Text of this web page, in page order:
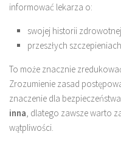
informować lekarza o:
swojej historii zdrowotnej,
przeszłych szczepieniach.
To może znacznie
Zrozumienie zasad
znaczenie dla
inna , dlatego zawsze warto
wątpliwości.